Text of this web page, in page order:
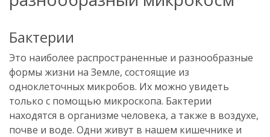
Бактерии
Это наиболее распространенные и разнообразные
формы жизни на Земле, состоящие из
одноклеточных микробов. Их можно увидеть
только с помощью микроскопа. Бактерии
находятся в организме человека, а также в воздухе,
почве и воде. Одни живут в нашем кишечнике и